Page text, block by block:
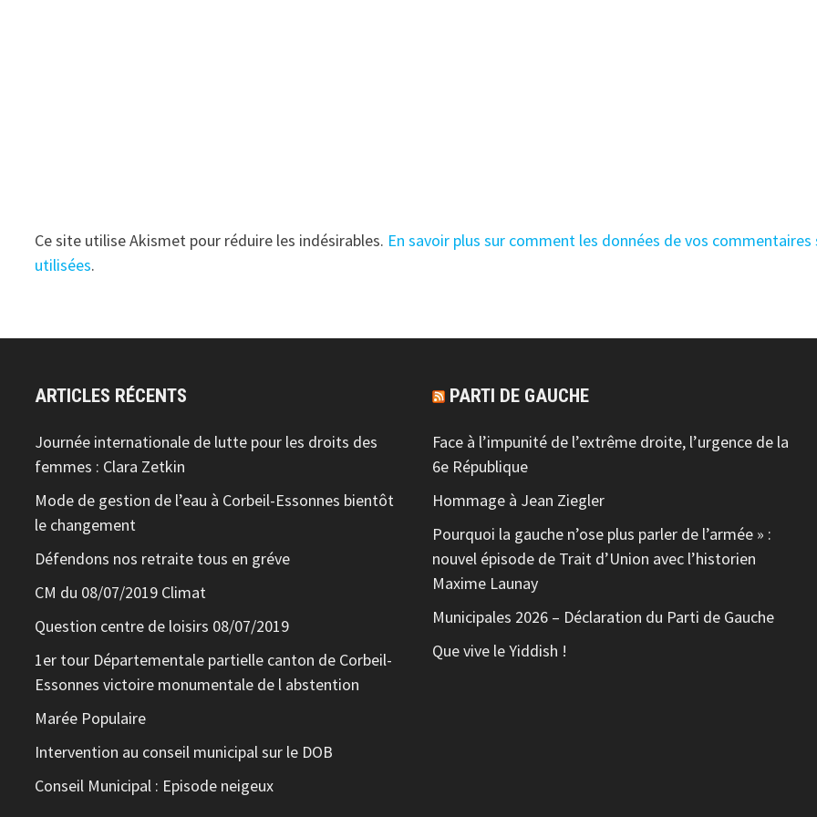
Ce site utilise Akismet pour réduire les indésirables. En savoir plus sur comment les données de vos
utilisées.
ARTICLES RÉCENTS
Journée internationale de lutte pour les droits des
femmes : Clara Zetkin
Mode de gestion de l’eau à Corbeil-Essonnes bientôt
le changement
Défendons nos retraite tous en gréve
CM du 08/07/2019 Climat
Question centre de loisirs 08/07/2019
1er tour Départementale partielle canton de Corbeil-
Essonnes victoire monumentale de l abstention
Marée Populaire
Intervention au conseil municipal sur le DOB
Conseil Municipal : Episode neigeux
PARTI DE GAUCHE
Face à l’impunité de l’extrême droite, l’urgence de la
6e République
Hommage à Jean Ziegler
Pourquoi la gauche n’ose plus parler de l’armée » :
nouvel épisode de Trait d’Union avec l’historien
Maxime Launay
Municipales 2026 – Déclaration du Parti de Gauche
Que vive le Yiddish !